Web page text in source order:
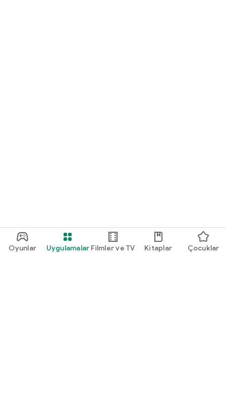
Oyunlar Uygulamalar Filmler ve TV Kitaplar Çocuklar